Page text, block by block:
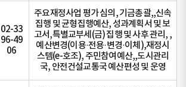
02-33
96-49
06
주요재정사업 평가 심의, 기금총괄,,신속
집행 및 균형집행예산, 성과계획서 및 보
고서,특별교부세(금) 집행 및 사후 관리, ,
예산변경(이용·전용·변경·이체),재정시
스템(e-호조), 주민참여예산,,도시관리
국, 안전건설교통국 예산편성 및 운영